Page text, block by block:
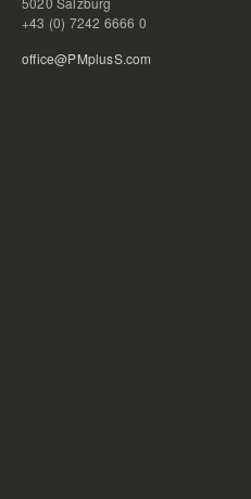
+43 (0) 7242 6666 0
office@PMplusS.com